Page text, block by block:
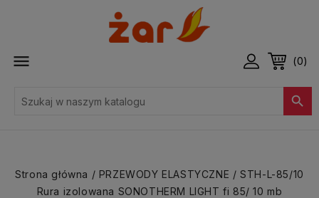
 (0)

Strona główna PRZEWODY ELASTYCZNE
STH-L-85/10
Rura izolowana SONOTHERM LIGHT fi 85/ 10 mb